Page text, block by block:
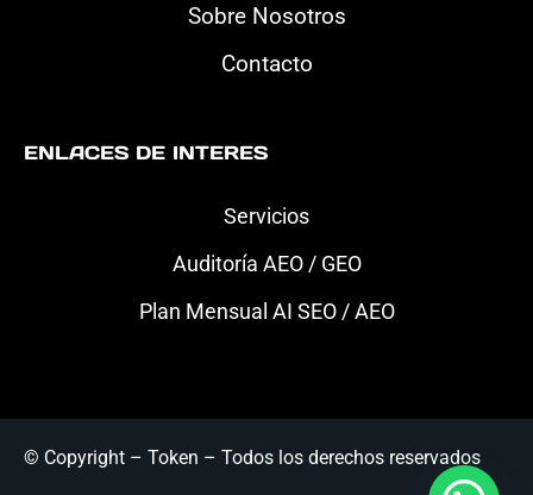
Sobre Nosotros
Contacto
ENLACES DE INTERES
Servicios
Auditoría AEO / GEO
Plan Mensual AI SEO / AEO
© Copyright – Token – Todos los derechos reservados